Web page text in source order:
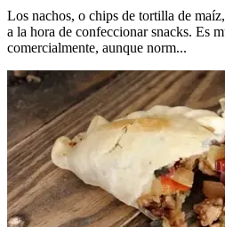
Los nachos, o chips de tortilla de
a la hora de confeccionar snacks. Es
comercialmente, aunque norm...